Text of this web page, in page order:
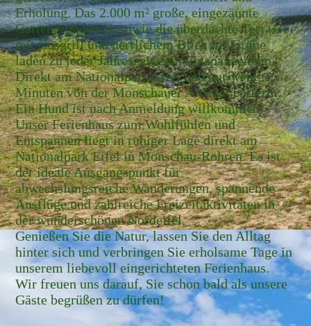
Erholung. Das 2.000 m² große, eingezäunte
Gartengrundstück sowie die überdachte Terrasse
mit Gasgrill und herrlichem Blick ins Grüne
laden zu jeder Jahreszeit zum Entspannen ein.
Direkt am Nationalpark Eifel und nur wenige
Minuten von der Monschauer Altstadt entfernt.
Ein Hund ist nach Anmeldung willkommen.
Unser Ferienhaus zum Wohlfühlen und
Entspannen liegt in ruhiger Lage direkt am
Nationalpark Eifel in Monschau-Rohren. Es ist
der ideale Ausgangspunkt für
abwechslungsreiche Wanderungen, spannende
Ausflüge und zahlreiche Freizeitaktivitäten in
der wunderschönen Nordeifel.
Genießen Sie die Natur, lassen Sie den Alltag
hinter sich und verbringen Sie erholsame Tage in
unserem liebevoll eingerichteten Ferienhaus.
Wir freuen uns darauf, Sie schon bald als unsere
Gäste begrüßen zu dürfen!